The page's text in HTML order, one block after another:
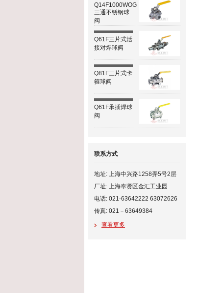
Q14F1000WOG
三通不锈钢球
阀
Q61F三片式活
接对焊球阀
Q81F三片式卡
箍球阀
Q61F承插焊球
阀
联系方式
地址: 上海中兴路1258弄5号2层
厂址: 上海奉贤区金汇工业园
电话: 021-63642222 63072626
传真: 021－63649384
查看更多